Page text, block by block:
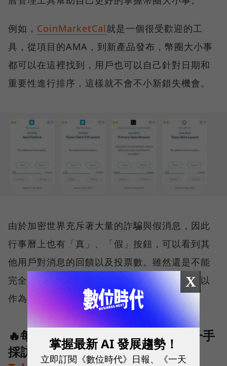
例如， CoinMarketCal就是一個很受歡迎的工
具，從項目的AMA，到新產品發布，幣圈大小事
都可以在這裡找到，用戶也可以自己針對日期和
重要性進行排序，這樣就不會不小新錯失機會。
由於加密世界充斥著大量的詐騙與假消息，因此
行事曆上也有「真」、「假」按鈕，可以看到其
他用戶對消息的回饋以及投票數。雖然還是不能
完全代表活動是否與詐騙有關，但多少還是可以
作為一個參考。
🔥每日精選最重要區塊鏈新聞、第一手
採訪 👉歡迎加入《Web3+》官方
X
掌握最新 AI 發展趨勢！
立即訂閱《數位時代》日報、《一天